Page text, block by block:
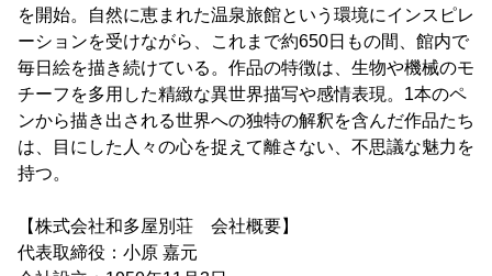
を開始。自然に恵まれた温泉旅館という環境にインスピレ
ーションを受けながら、これまで約650日もの間、館内で
毎日絵を描き続けている。作品の特徴は、生物や機械のモ
チーフを多用した精緻な異世界描写や感情表現。1本のペ
ンから描き出される世界への独特の解釈を含んだ作品たち
は、目にした人々の心を捉えて離さない、不思議な魅力を
持つ。
【株式会社和多屋別荘 会社概要】
代表取締役：小原 嘉元